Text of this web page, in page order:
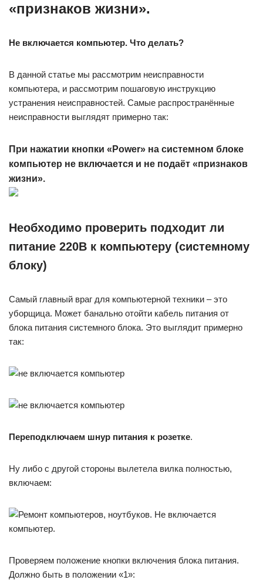
«признаков жизни».
Не включается компьютер. Что делать?
В данной статье мы рассмотрим неисправности
компьютера, и рассмотрим пошаговую инструкцию
устранения неисправностей. Самые распространённые
неисправности выглядят примерно так:
При нажатии кнопки «Power» на системном блоке
компьютер не включается и не подаёт «признаков
жизни».
Необходимо проверить подходит ли
питание 220В к компьютеру (системному
блоку)
Самый главный враг для компьютерной техники – это
уборщица. Может банально отойти кабель питания от
блока питания системного блока. Это выглядит примерно
так:
Переподключаем шнур питания к розетке.
Ну либо с другой стороны вылетела вилка полностью,
включаем:
Проверяем положение кнопки включения блока питания.
Должно быть в положении «1»: